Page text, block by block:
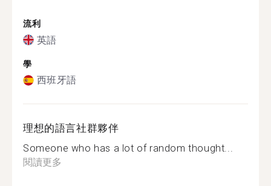
流利
英語
學
西班牙語
理想的語言社群夥伴
Someone who has a lot of random thought...
閱讀更多